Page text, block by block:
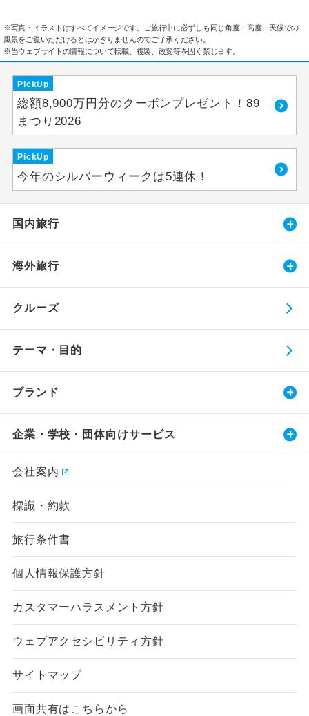
※写真・イラストはすべてイメージです。ご旅行中に必ずしも同じ角度・高度・天候での
風景をご覧いただけるとはかぎりませんのでご了承ください。
※当ウェブサイトの情報について転載、複製、改変等を固く禁じます。
PickUp
総額8,900万円分のクーポンプレゼント！89
まつり2026
PickUp
今年のシルバーウィークは5連休！
国内旅行
海外旅行
クルーズ
テーマ・目的
ブランド
企業・学校・団体向けサービス
会社案内
標識・約款
旅行条件書
個人情報保護方針
カスタマーハラスメント方針
ウェブアクセシビリティ方針
サイトマップ
画面共有はこちらから